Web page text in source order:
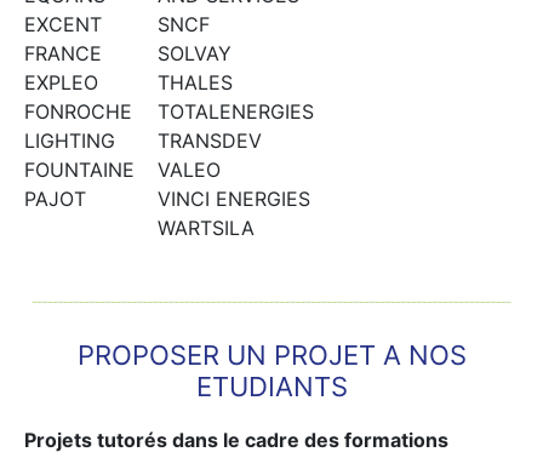
EXCENT
FRANCE
EXPLEO
FONROCHE
LIGHTING
FOUNTAINE
PAJOT
SNCF
SOLVAY
THALES
TOTALENERGIES
TRANSDEV
VALEO
VINCI ENERGIES
WARTSILA
PROPOSER UN PROJET A NOS
ETUDIANTS
Projets tutorés dans le cadre des formations